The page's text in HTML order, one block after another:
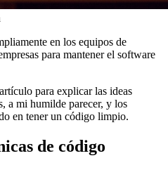
en los equipos de
para mantener el software
para explicar las ideas
a mi humilde parecer, y los
en tener un código limpio.
de código